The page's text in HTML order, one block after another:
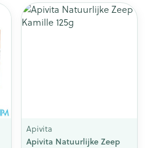
Apivita
Apivita Natuurlijke Zeep